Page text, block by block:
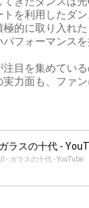
を利用したダ
的に取り入れ
フォーマンスを
目を集めてい
力面も、ファ
ラスの十代 -
- ガラスの十代 - YouTube